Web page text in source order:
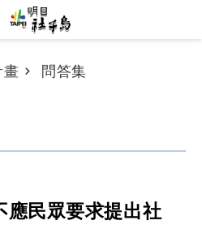
畫
問答集
應民眾要求提出社